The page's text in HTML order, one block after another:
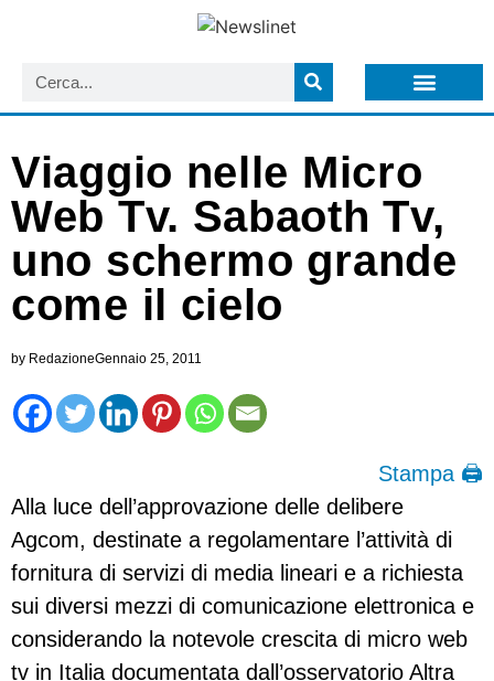
Viaggio nelle Micro
Web Tv. Sabaoth Tv,
uno schermo grande
come il cielo
by RedazioneGennaio 25, 2011
Stampa 🖨
Alla luce dell’approvazione delle delibere
Agcom, destinate a regolamentare l’attività di
fornitura di servizi di media lineari e a richiesta
sui diversi mezzi di comunicazione elettronica e
considerando la notevole crescita di micro web
tv in Italia documentata dall’osservatorio Altra